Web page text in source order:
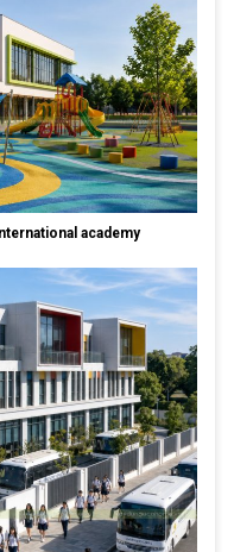
academy